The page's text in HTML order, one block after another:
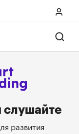
слушайте
развития